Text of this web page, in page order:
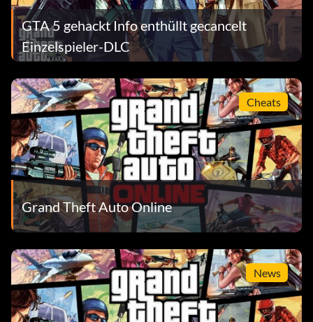
GTA 5 gehackt Info enthüllt gecancelt
Einzelspieler-DLC
Cheats
Grand Theft Auto Online
News